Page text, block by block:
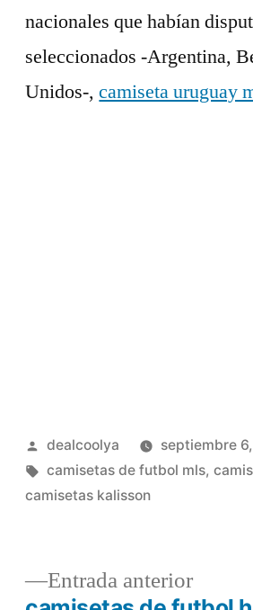
nacionales que habían
seleccionados -Argentina,
Unidos-,camiseta uruguay
Publicado
por
dealcoolya septiembre
Etiquetas:
camisetas de futbol mls,
camisetas kalisson
Entrada anteriorEntrada